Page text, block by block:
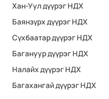
Хан-Уул дүүрэг НДХ
Баянзүрх дүүрэг НДХ
Сүхбаатар дүүрэг НДХ
Багануур дүүрэг НДХ
Налайх дүүрэг НДХ
Багахангай дүүрэг НДХ